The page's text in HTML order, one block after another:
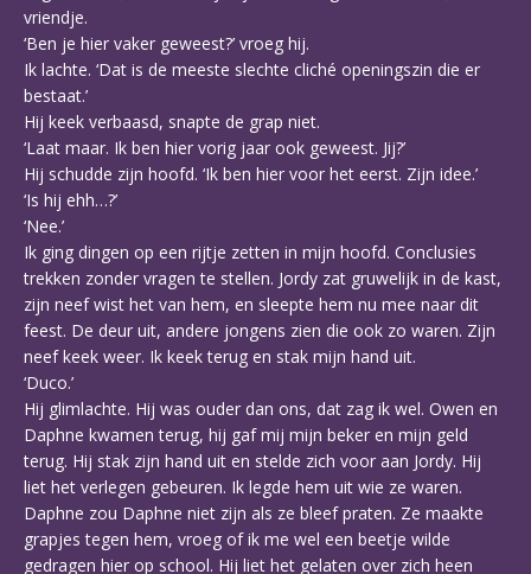
vriendje.
‘Ben je hier vaker geweest?’ vroeg hij.
Ik lachte. ‘Dat is de meeste slechte cliché openingszin die er
bestaat.’
Hij keek verbaasd, snapte de grap niet.
‘Laat maar. Ik ben hier vorig jaar ook geweest. Jij?’
Hij schudde zijn hoofd. ‘Ik ben hier voor het eerst. Zijn idee.’
‘Is hij ehh…?’
‘Nee.’
Ik ging dingen op een rijtje zetten in mijn hoofd. Conclusies
trekken zonder vragen te stellen. Jordy zat gruwelijk in de kast,
zijn neef wist het van hem, en sleepte hem nu mee naar dit
feest. De deur uit, andere jongens zien die ook zo waren. Zijn
neef keek weer. Ik keek terug en stak mijn hand uit.
‘Duco.’
Hij glimlachte. Hij was ouder dan ons, dat zag ik wel. Owen en
Daphne kwamen terug, hij gaf mij mijn beker en mijn geld
terug. Hij stak zijn hand uit en stelde zich voor aan Jordy. Hij
liet het verlegen gebeuren. Ik legde hem uit wie ze waren.
Daphne zou Daphne niet zijn als ze bleef praten. Ze maakte
grapjes tegen hem, vroeg of ik me wel een beetje wilde
gedragen hier op school. Hij liet het gelaten over zich heen